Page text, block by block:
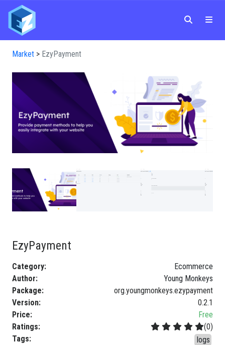
Market > EzyPayment
EzyPayment
Category:
Ecommerce
Author:
Young Monkeys
Package:
org.youngmonkeys.ezypayment
Version:
0.2.1
Price:
Free
Ratings: (0)
Tags: logs